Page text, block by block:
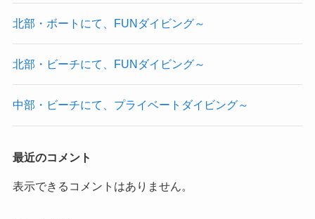
北部・ボートにて、FUNダイビング～
北部・ビーチにて、FUNダイビング～
中部・ビーチにて、プライベートダイビング～
最近のコメント
表示できるコメントはありません。